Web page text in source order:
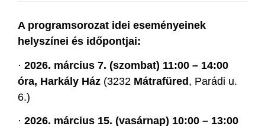
A programsorozat idei eseményeinek
helyszínei és időpontjai:
· 2026. március 7. (szombat) 11:00 – 14:00
óra, Harkály Ház (3232 Mátrafüred, Parádi u.
6.)
· 2026. március 15. (vasárnap) 10:00 – 13:00